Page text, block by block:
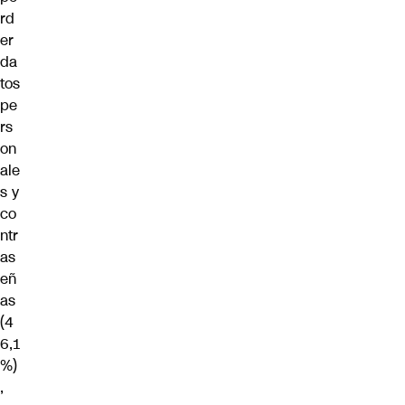
rd
er
da
tos
pe
rs
on
ale
s y
co
ntr
as
eñ
as
(4
6,1
%)
,